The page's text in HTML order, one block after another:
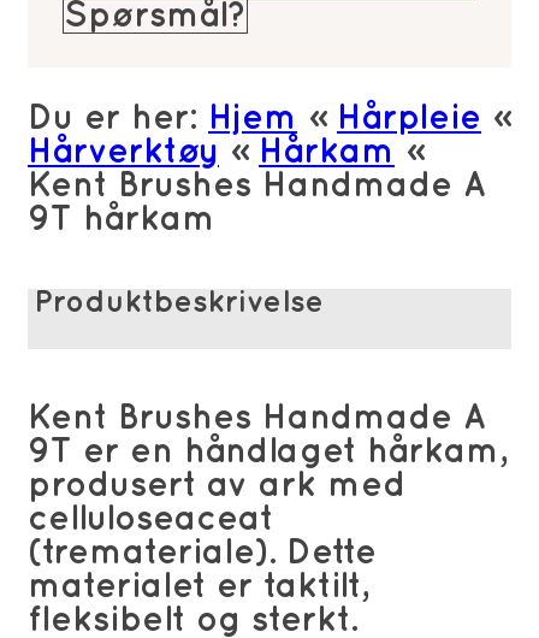
Handmade
hårkam
antall
Spørsmål?
Du er her: Hjem » Hårpleie »
Hårverktøy » Hårkam »
Kent Brushes Handmade A
9T hårkam
Produktbeskrivelse
Kent Brushes Handmade A
9T er en håndlaget hårkam,
produsert av ark med
celluloseaceat
(tremateriale). Dette
materialet er taktilt,
fleksibelt og sterkt.